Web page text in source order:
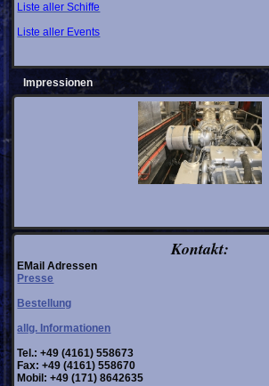
Liste aller Schiffe
Liste aller Events
Impressionen
Kontakt:
EMail Adressen
Presse
Bestellung
allg. Informationen
Tel.: +49 (4161) 558673
Fax: +49 (4161) 558670
Mobil: +49 (171) 8642635